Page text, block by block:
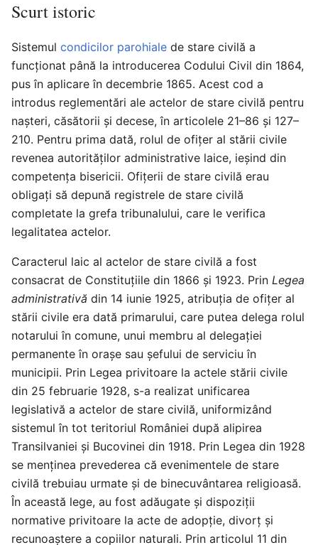
Scurt istoric
Sistemul condicilor parohiale de stare civilă a
funcționat până la introducerea Codului Civil din 1864,
pus în aplicare în decembrie 1865. Acest cod a
introdus reglementări ale actelor de stare civilă pentru
nașteri, căsătorii și decese, în articolele 21–86 şi 127–
210. Pentru prima dată, rolul de ofiţer al stării civile
revenea autorităţilor administrative laice, ieșind din
competența bisericii. Ofițerii de stare civilă erau
obligați să depună registrele de stare civilă
completate la grefa tribunalului, care le verifica
legalitatea actelor.
Caracterul laic al actelor de stare civilă a fost
consacrat de Constituțiile din 1866 și 1923. Prin Legea
administrativă din 14 iunie 1925, atribuţia de ofiţer al
stării civile era dată primarului, care putea delega rolul
notarului în comune, unui membru al delegaţiei
permanente în orașe sau şefului de serviciu în
municipii. Prin Legea privitoare la actele stării civile
din 25 februarie 1928, s-a realizat unificarea
legislativă a actelor de stare civilă, uniformizând
sistemul în tot teritoriul României după alipirea
Transilvaniei și Bucovinei din 1918. Prin Legea din 1928
se menţinea prevederea că evenimentele de stare
civilă trebuiau urmate şi de binecuvântarea religioasă.
În această lege, au fost adăugate și dispoziţii
normative privitoare la acte de adopţie, divorţ și
recunoaştere a copiilor naturali. Prin articolul 11 din